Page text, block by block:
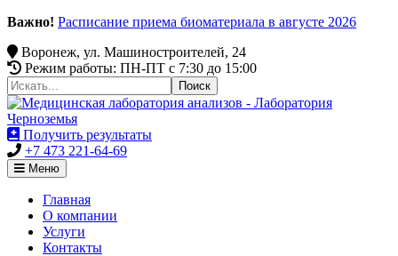
Важно! Расписание приема биоматериала в августе 2026
Воронеж, ул. Машиностроителей, 24
Режим работы: ПН-ПТ c 7:30 до 15:00
Получить результаты
+7 473 221-64-69
Меню
Главная
О компании
Услуги
Контакты